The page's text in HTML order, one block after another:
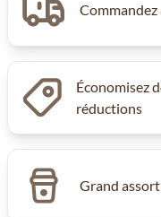
Économisez
réductions
Grand